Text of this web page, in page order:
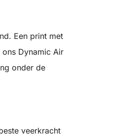
Een print met
Dynamic Air
onder de
veerkracht